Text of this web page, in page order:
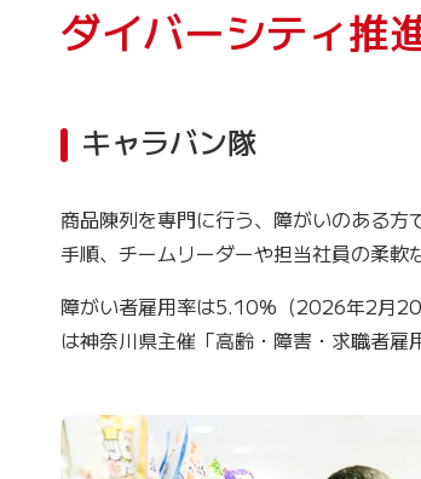
ダイバーシティ推
キャラバン隊
商品陳列を専門に行う、障がいのある
手順、チームリーダーや担当社員の柔軟
障がい者雇用率は5.10%（2026年2月
は神奈川県主催「高齢・障害・求職者